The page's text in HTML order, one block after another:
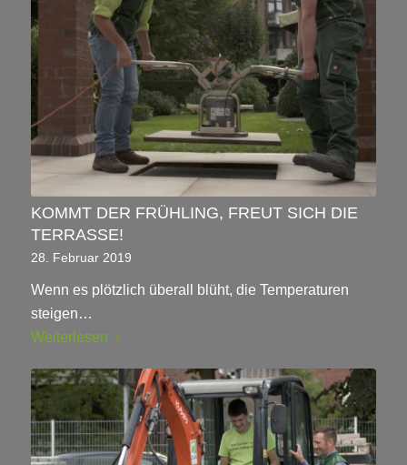
KOMMT DER FRÜHLING, FREUT SICH DIE
TERRASSE!
28. Februar 2019
Wenn es plötzlich überall blüht, die Temperaturen
steigen…
Weiterlesen